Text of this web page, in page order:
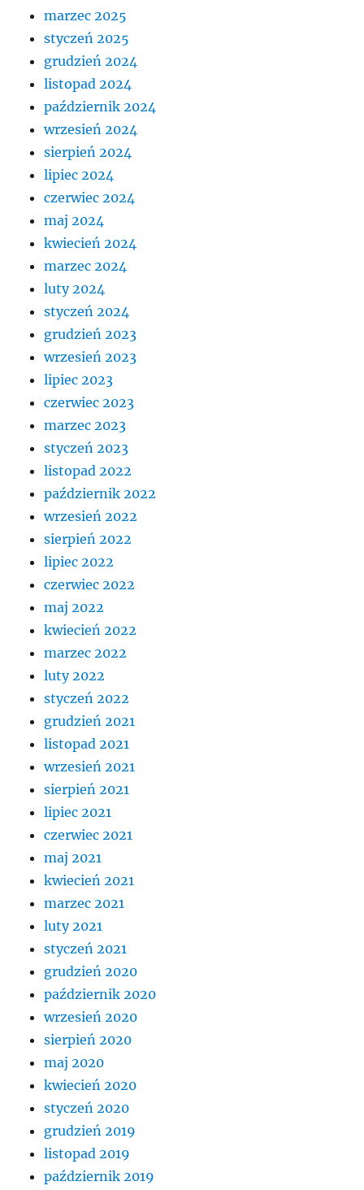
marzec 2025
styczeń 2025
grudzień 2024
listopad 2024
październik 2024
wrzesień 2024
sierpień 2024
lipiec 2024
czerwiec 2024
maj 2024
kwiecień 2024
marzec 2024
luty 2024
styczeń 2024
grudzień 2023
wrzesień 2023
lipiec 2023
czerwiec 2023
marzec 2023
styczeń 2023
listopad 2022
październik 2022
wrzesień 2022
sierpień 2022
lipiec 2022
czerwiec 2022
maj 2022
kwiecień 2022
marzec 2022
luty 2022
styczeń 2022
grudzień 2021
listopad 2021
wrzesień 2021
sierpień 2021
lipiec 2021
czerwiec 2021
maj 2021
kwiecień 2021
marzec 2021
luty 2021
styczeń 2021
grudzień 2020
październik 2020
wrzesień 2020
sierpień 2020
maj 2020
kwiecień 2020
styczeń 2020
grudzień 2019
listopad 2019
październik 2019